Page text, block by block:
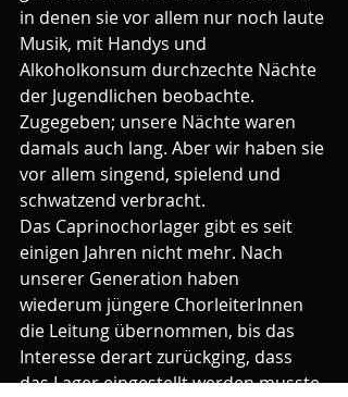
in denen sie vor allem nur noch laute
Musik, mit Handys und
Alkoholkonsum durchzechte Nächte
der Jugendlichen beobachte.
Zugegeben; unsere Nächte waren
damals auch lang. Aber wir haben sie
vor allem singend, spielend und
schwatzend verbracht.
Das Caprinochorlager gibt es seit
einigen Jahren nicht mehr. Nach
unserer Generation haben
wiederum jüngere ChorleiterInnen
die Leitung übernommen, bis das
Interesse derart zurückging, dass
das Lager eingestellt werden musste.